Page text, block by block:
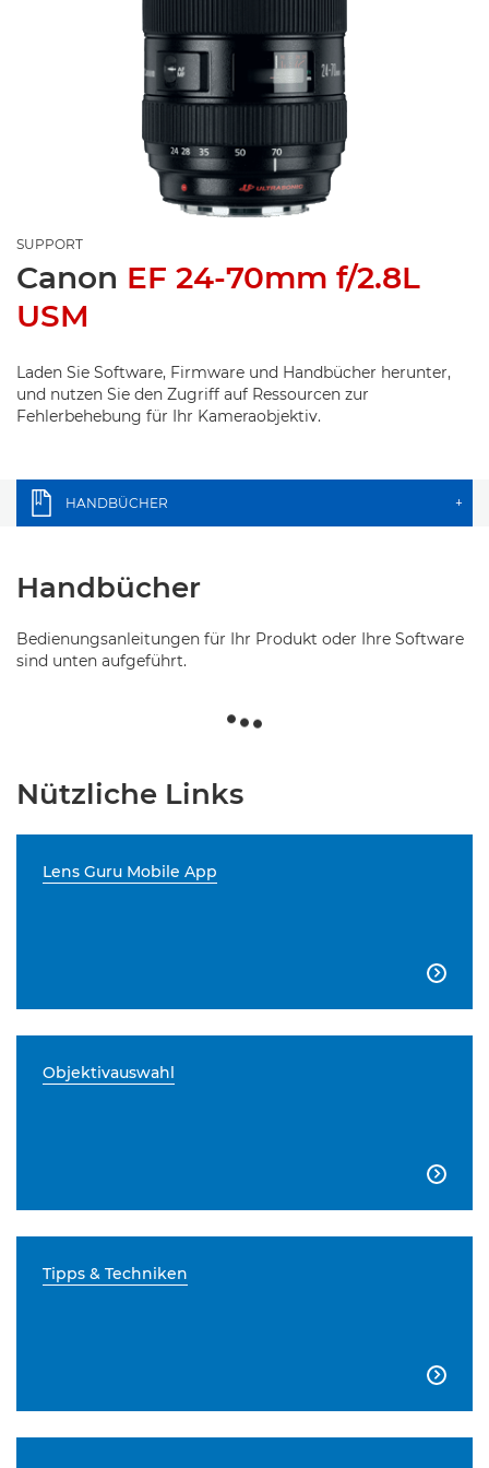
SUPPORT
Canon EF 24-70mm f/2.8L
USM
Laden Sie Software, Firmware und Handbücher herunter,
und nutzen Sie den Zugriff auf Ressourcen zur
Fehlerbehebung für Ihr Kameraobjektiv.
HANDBÜCHER +
Handbücher
Bedienungsanleitungen für Ihr Produkt oder Ihre Software
sind unten aufgeführt.
Nützliche Links
Lens Guru Mobile App

Objektivauswahl

Tipps & Techniken
